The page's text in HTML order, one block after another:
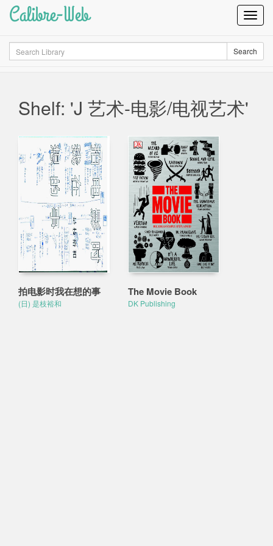
Calibre-Web
Search Search
Shelf: 'J 艺术-电影/电视艺术'
拍电影时我在想的事
(日) 是枝裕和
The Movie Book
DK Publishing